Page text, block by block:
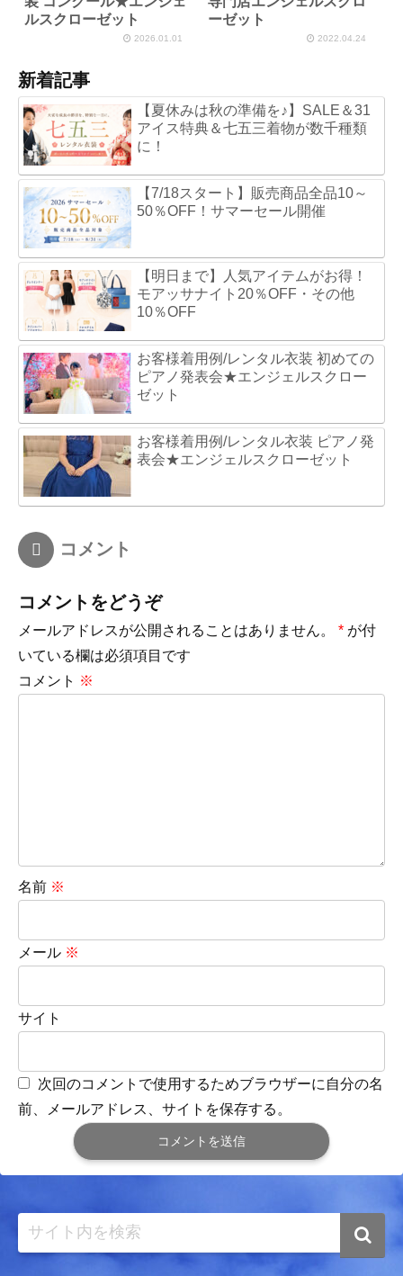
ルスクローゼット
2026.01.01
ーゼット
2022.04.24
新着記事
【夏休みは秋の準備を♪】SALE＆31
アイス特典＆七五三着物が数千種類
に！
【7/18スタート】販売商品全品10～
50％OFF！サマーセール開催
【明日まで】人気アイテムがお得！
モアッサナイト20％OFF・その他
10％OFF
お客様着用例/レンタル衣装 初めての
ピアノ発表会★エンジェルスクロー
ゼット
お客様着用例/レンタル衣装 ピアノ発
表会★エンジェルスクローゼット
コメント
コメントをどうぞ
メールアドレスが公開されることはありません。 * が付
いている欄は必須項目です
コメント ※
名前 ※
メール ※
サイト
次回のコメントで使用するためブラウザーに自分の名
前、メールアドレス、サイトを保存する。